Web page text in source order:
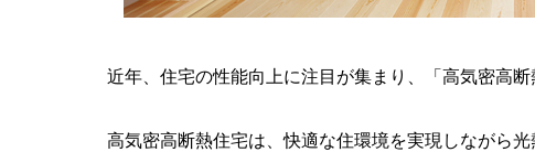
近年、住宅の性能向上に注目が集まり、「高気密高断
高気密高断熱住宅は、快適な住環境を実現しながら